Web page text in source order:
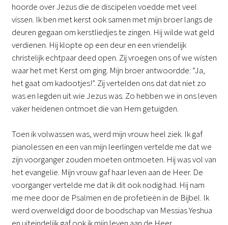
hoorde over Jezus die de discipelen voedde met veel
vissen. Ik ben met kerst ook samen met mijn broer langs de
deuren gegaan om kerstliedjes te zingen. Hij wilde wat geld
verdienen. Hij klopte op een deur en een vriendelijk
christelijk echtpaar deed open. Zij vroegen ons of we wisten
waar het met Kerst om ging. Mijn broer antwoordde: “Ja,
het gaat om kadootjes!”. Zij vertelden ons dat dat niet zo
was en legden uit wie Jezus was. Zo hebben we in ons leven
vaker heidenen ontmoet die van Hem getuigden.
Toen ik volwassen was, werd mijn vrouw heel ziek. Ik gaf
pianolessen en een van mijn leerlingen vertelde me dat we
zijn voorganger zouden moeten ontmoeten. Hij was vol van
het evangelie. Mijn vrouw gaf haar leven aan de Heer. De
voorganger vertelde me dat ik dit ook nodig had. Hij nam
me mee door de Psalmen en de profetieën in de Bijbel. Ik
werd overweldigd door de boodschap van Messias Yeshua